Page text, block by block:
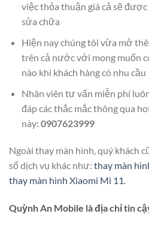
việc thỏa thuận giá cả sẽ
sửa chữa
Hiện nay chúng tôi vừa mở
trên cả nước với mong muốn
nào khi khách hàng có nhu cầu
Nhân viên tư vấn miễn phí
đáp các thắc mắc thông qua
này: 0907623999
Ngoài thay màn hình, quý khách
số dịch vụ khác như: thay màn
thay màn hình Xiaomi Mi 11.
Quỳnh An Mobile là địa chỉ tin